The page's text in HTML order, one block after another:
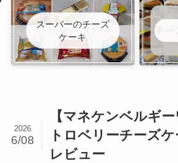
スーパーのチーズ
ケーキ
【マネケンベルギ
トロベリーチーズ
レビュー
2026
6/08